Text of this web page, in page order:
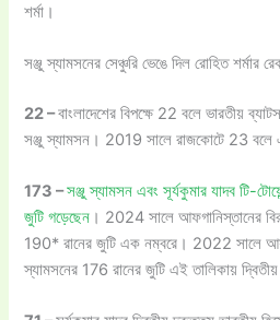
শর্মা।
সঞ্জু স্যামসনের সেঞ্চুরি ভেঙে দিল রোহিত শর্মার
22 –বাংলাদেশের বিপক্ষে 22 বলে ভারতীয়
সঞ্জু স্যামসন। 2019 সালে রাজকোটে 23 বলে
173 –সঞ্জু স্যামসন এবং সূর্যকুমার যাদব টি-
জুটি গড়েছেন । 2024 সালে আফগানিস্তানের
190* রানের জুটি এক নম্বরে। 2022 সালে
স্যামসনের 176 রানের জুটি এই তালিকায়